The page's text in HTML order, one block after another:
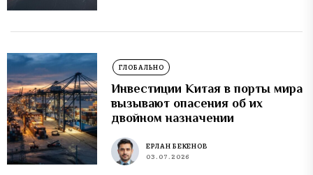
ГЛОБАЛЬНО
Инвестиции Китая в порты мира
вызывают опасения об их
двойном назначении
ЕРЛАН БЕКЕНОВ
03.07.2026